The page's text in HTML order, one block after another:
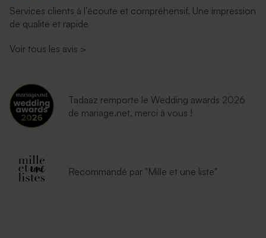
Services clients à l’écoute et compréhensif. Une impression
de qualité et rapide
Voir tous les avis >
Tadaaz remporte le Wedding awards 2026
de mariage.net, merci à vous !
Recommandé par "Mille et une liste"